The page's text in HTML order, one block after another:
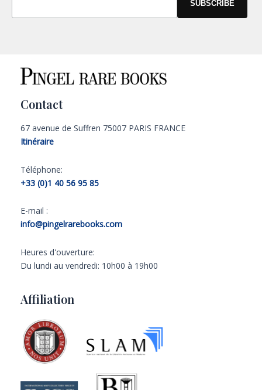
Contact
67 avenue de Suffren 75007 PARIS FRANCE
Itinéraire
Téléphone:
+33 (0)1 40 56 95 85
E-mail :
info@pingelrarebooks.com
Heures d'ouverture:
Du lundi au vendredi: 10h00 à 19h00
Affiliation